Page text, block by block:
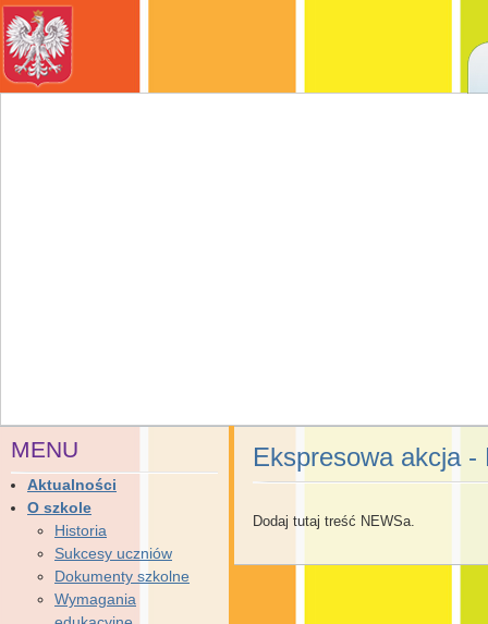
MENU
Aktualności
O szkole
Historia
Sukcesy uczniów
Dokumenty szkolne
Wymagania
Ekspresowa akcja -
Dodaj tutaj treść NEWSa.